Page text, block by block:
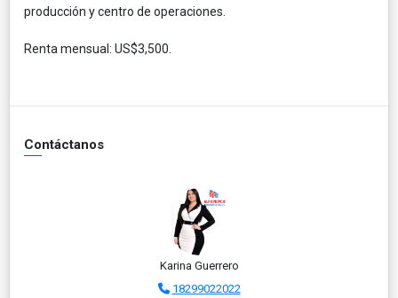
producción y centro de operaciones.
Renta mensual: US$3,500.
Contáctanos
Karina Guerrero
18299022022